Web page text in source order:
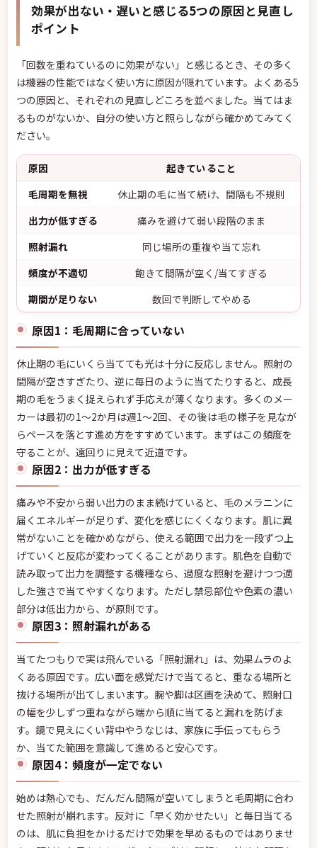
効果が出ない・遅いと感じる5つの原因と見直し
ポイント
「回数を重ねているのに効果がない」と感じるとき、その多く
は機器の性能ではなく使い方に原因が隠れています。よくある5
つの原因と、それぞれの見直しどころを並べました。当てはま
るものがないか、自分の使い方と照らしながら確かめてみてく
ださい。
原因
起きていること
毛周期を無視
休止期の毛に当て続け、間隔も不規則
出力が低すぎる
痛みを避けて弱い段階のまま
照射漏れ
同じ場所の重複や当て忘れ
頻度が不適切
飽きて間隔が空く/当てすぎる
期間が足りない
数回で判断してやめる
原因1：毛周期に合っていない
休止期の毛にいくら当てても光は十分に反応しません。照射の
間隔が空きすぎたり、逆に毎日のように当てたりすると、成長
期の毛をうまく捉えられず手応えが薄くなります。多くのメー
カーは最初の1〜2か月は週1〜2回、その後は毛の様子を見なが
らペースを落とす進め方をすすめています。まずはこの頻度を
守ることが、遠回りに見えて近道です。
原因2：出力が低すぎる
痛みや不安から弱い出力のまま続けていると、毛のメラニンに
届くエネルギーが足りず、変化を感じにくくなります。肌に異
常がないことを確かめながら、使える範囲で出力を一段ずつ上
げていくと反応が変わってくることがあります。肌色を自動で
読み取って出力を調整する機種なら、過度な照射を避けつつ適
した強さで当てやすくなります。ただし禁忌部位や色素の濃い
部分は低出力から、が原則です。
原因3：照射漏れがある
当てたつもりで実は飛んでいる「照射漏れ」は、効果ムラのよ
くある原因です。広い面を感覚だけで当てると、重なる場所と
抜ける場所が出てしまいます。腕や脚は区画を決めて、照射口
の幅を少しずつ重ねながら端から順に当てると漏れを防げま
す。鏡で見えにくい背中やうなじは、家族に手伝ってもらう
か、当てた範囲を意識して進めると安心です。
原因4：頻度が一定でない
始めは熱心でも、だんだん間隔が空いてしまうと毛周期に合わ
せた照射が崩れます。反対に「早く効かせたい」と毎日当てる
のは、肌に負担をかけるだけで効果を早めるものではありませ